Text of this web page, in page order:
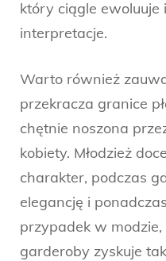
który ciągle ewoluuje
interpretacje.
Warto również
przekracza granice
chętnie noszona
kobiety. Młodzież
charakter, podczas
elegancję i
przypadek w
garderoby zyskuje